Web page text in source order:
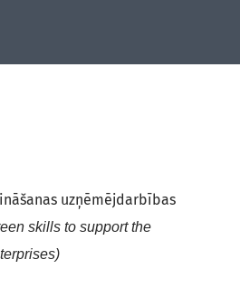
uzņēmējdarbības
skills to support the